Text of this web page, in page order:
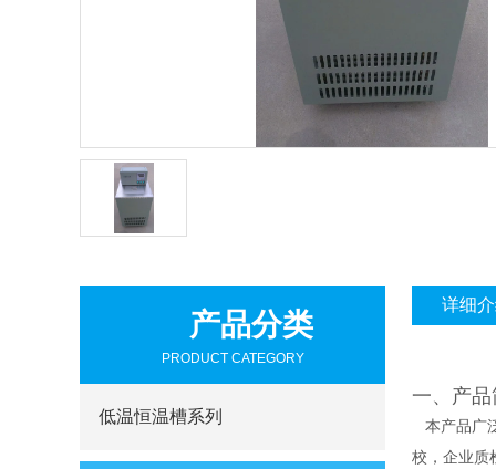
产品分类
PRODUCT CATEGORY
低温恒温槽系列
详细
一、产品
本产品广
校，企业质